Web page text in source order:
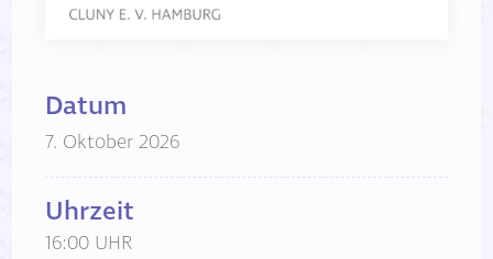
Datum
7. Oktober 2026
Uhrzeit
16:00 UHR